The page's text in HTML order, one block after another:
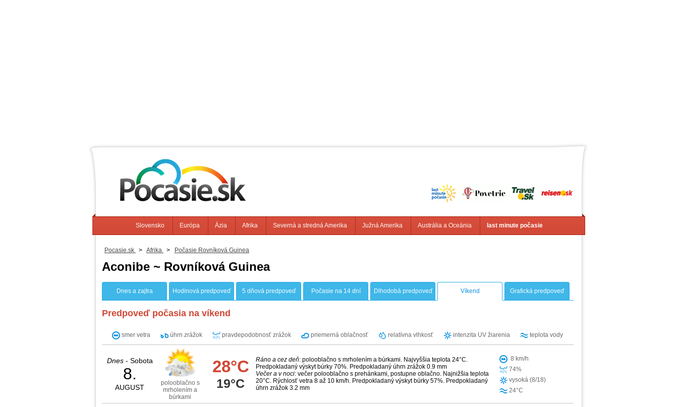
Slovensko Európa Ázia Afrika Severná a stredná Amerika Južná Amerika Austrália a Oceánia last minute počasie
Pocasie.sk > Afrika > Počasie Rovníková Guinea
Aconibe ~ Rovníková Guinea
Dnes a zajtra Hodinová predpoveď 5 dňová predpoveď Počasie na 14 dní Dlhodobá predpoveď Víkend Grafická predpoveď
Predpoveď počasia na víkend
smer vetra úhrn zrážok pravdepodobnosť zrážok priemerná oblačnosť relatívna vlhkosť intenzita UV žiarenia teplota vody
Dnes- Sobota
8.
AUGUST
polooblačno s
mrholením a
búrkami
28°C
19°C
Ráno a cez deň: polooblačno s mrholením a búrkami. Najvyššia teplota 24°C.
Predpokladaný výskyt búrky 70%. Predpokladaný úhrn zrážok 0.9 mm
Večer a v noci: večer polooblačno s prehánkami, postupne oblačno. Najnižšia teplota
20°C. Rýchlosť vetra 8 až 10 km/h. Predpokladaný výskyt búrky 57%. Predpokladaný
úhrn zrážok 3.2 mm
8 km/h
74%
vysoká (8/18)
24°C